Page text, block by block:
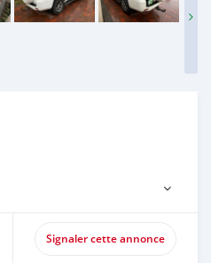
Signaler cette annonce